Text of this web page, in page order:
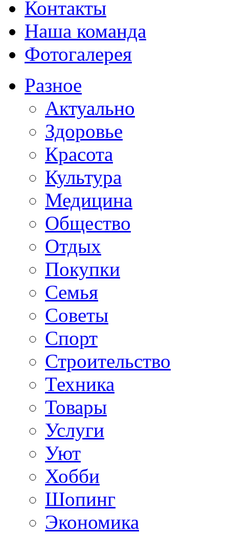
Контакты
Наша команда
Фотогалерея
Разное
Актуально
Здоровье
Красота
Культура
Медицина
Общество
Отдых
Покупки
Семья
Советы
Спорт
Строительство
Техника
Товары
Услуги
Уют
Хобби
Шопинг
Экономика